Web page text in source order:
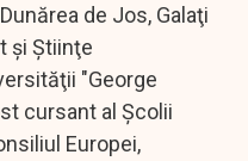
de Jos, Galaţi
şi Ştiinţe
"George
cursant al Şcolii
Europei,